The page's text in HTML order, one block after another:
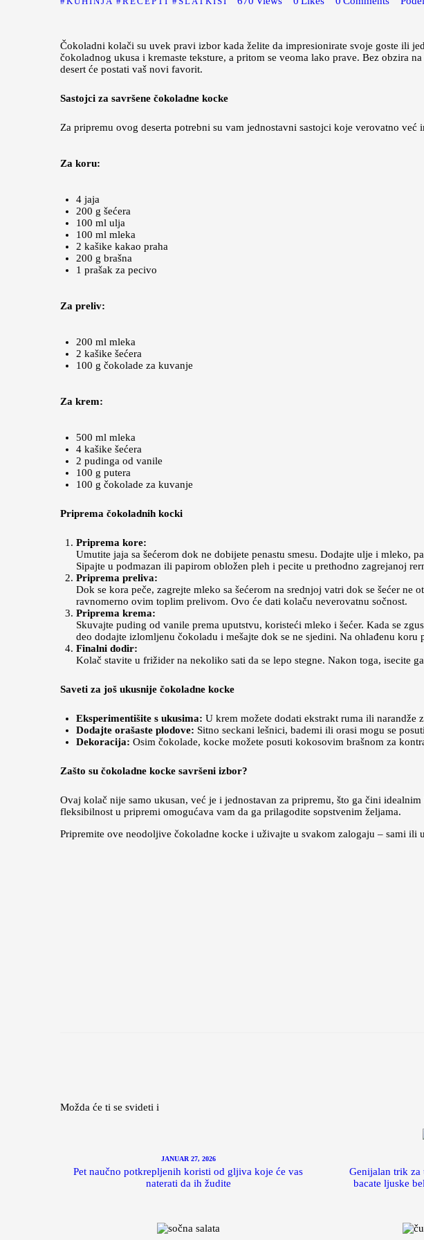
Čokoladni kolači su uvek pravi izbor kada želite da impresionirate svoje goste ili
čokoladnog ukusa i kremaste teksture, a pritom se veoma lako prave. Bez obzira
desert će postati vaš novi favorit.
Sastojci za savršene čokoladne kocke
Za pripremu ovog deserta potrebni su vam jednostavni sastojci koje verovatno već
Za koru:
4 jaja
200 g šećera
100 ml ulja
100 ml mleka
2 kašike kakao praha
200 g brašna
1 prašak za pecivo
Za preliv:
200 ml mleka
2 kašike šećera
100 g čokolade za kuvanje
Za krem:
500 ml mleka
4 kašike šećera
2 pudinga od vanile
100 g putera
100 g čokolade za kuvanje
Priprema čokoladnih kocki
Priprema kore:
Umutite jaja sa šećerom dok ne dobijete penastu smesu. Dodajte ulje i mleko,
Sipajte u podmazan ili papirom obložen pleh i pecite u prethodno zagrejanoj
Priprema preliva:
Dok se kora peče, zagrejte mleko sa šećerom na srednjoj vatri dok se šećer
ravnomerno ovim toplim prelivom. Ovo će dati kolaču neverovatnu sočnost.
Priprema krema:
Skuvajte puding od vanile prema uputstvu, koristeći mleko i šećer. Kada se
deo dodajte izlomljenu čokoladu i mešajte dok se ne sjedini. Na ohlađenu
Finalni dodir:
Kolač stavite u frižider na nekoliko sati da se lepo stegne. Nakon toga, isecite
Saveti za još ukusnije čokoladne kocke
Eksperimentišite s ukusima: U krem možete dodati ekstrakt ruma ili narandže
Dodajte orašaste plodove: Sitno seckani lešnici, bademi ili orasi mogu se
Dekoracija: Osim čokolade, kocke možete posuti kokosovim brašnom za
Zašto su čokoladne kocke savršeni izbor?
Ovaj kolač nije samo ukusan, već je i jednostavan za pripremu, što ga čini
fleksibilnost u pripremi omogućava vam da ga prilagodite sopstvenim željama.
Pripremite ove neodoljive čokoladne kocke i uživajte u svakom zalogaju – sami ili
Možda će ti se svideti i
JANUAR 27, 2026
Pet naučno potkrepljenih koristi od gljiva koje će vas
naterati da ih žudite
Genijalan trik za
bacate ljuske